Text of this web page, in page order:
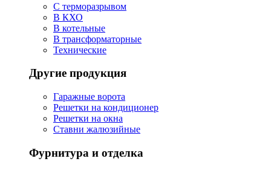
С терморазрывом
В КХО
В котельные
В трансформаторные
Технические
Другие продукция
Гаражные ворота
Решетки на кондиционер
Решетки на окна
Ставни жалюзийные
Фурнитура и отделка